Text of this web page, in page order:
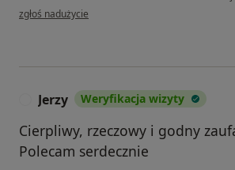
w opinii użytkownika Michał
zgłoś nadużycie
Jerzy Weryfikacja wizyty
Cierpliwy, rzeczowy i godny
Polecam serdecznie